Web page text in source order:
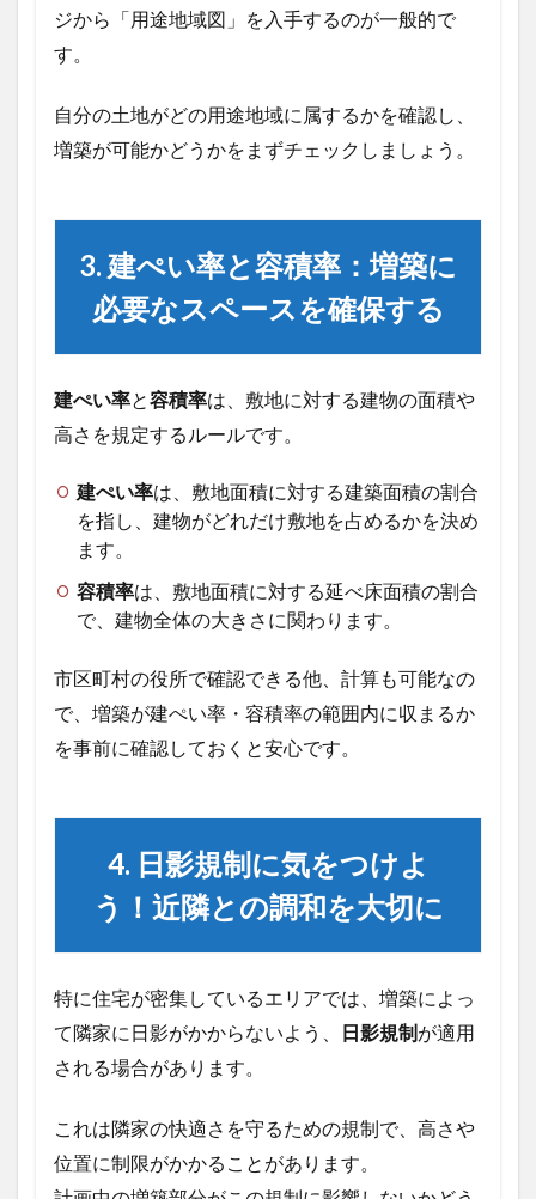
4
に気
をつ
けよ
調和
を大
切に
門
家
頼
す
る
と
で
し
増
築
を
ジから「用途地域図」を入手するのが一般的で
す。
自分の土地がどの用途地域に属するかを確認し、
増築が可能かどうかをまずチェックしましょう。
3. 建ぺい率と容積率：増築に
必要なスペースを確保する
建ぺい率と容積率は、敷地に対する建物の面積や
高さを規定するルールです。
建ぺい率は、敷地面積に対する建築面積の割合
を指し、建物がどれだけ敷地を占めるかを決め
ます。
容積率は、敷地面積に対する延べ床面積の割合
で、建物全体の大きさに関わります。
市区町村の役所で確認できる他、計算も可能なの
で、増築が建ぺい率・容積率の範囲内に収まるか
を事前に確認しておくと安心です。
4. 日影規制に気をつけよ
う！近隣との調和を大切に
特に住宅が密集しているエリアでは、増築によっ
て隣家に日影がかからないよう、
日影規制が適用
される場合があります。
これは隣家の快適さを守るための規制で、高さや
位置に制限がかかることがあります。